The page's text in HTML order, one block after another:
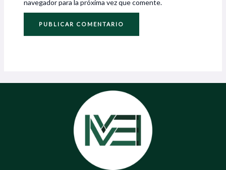
navegador para la próxima vez que comente.